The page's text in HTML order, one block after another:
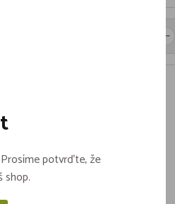
potvrďte, že
shop.